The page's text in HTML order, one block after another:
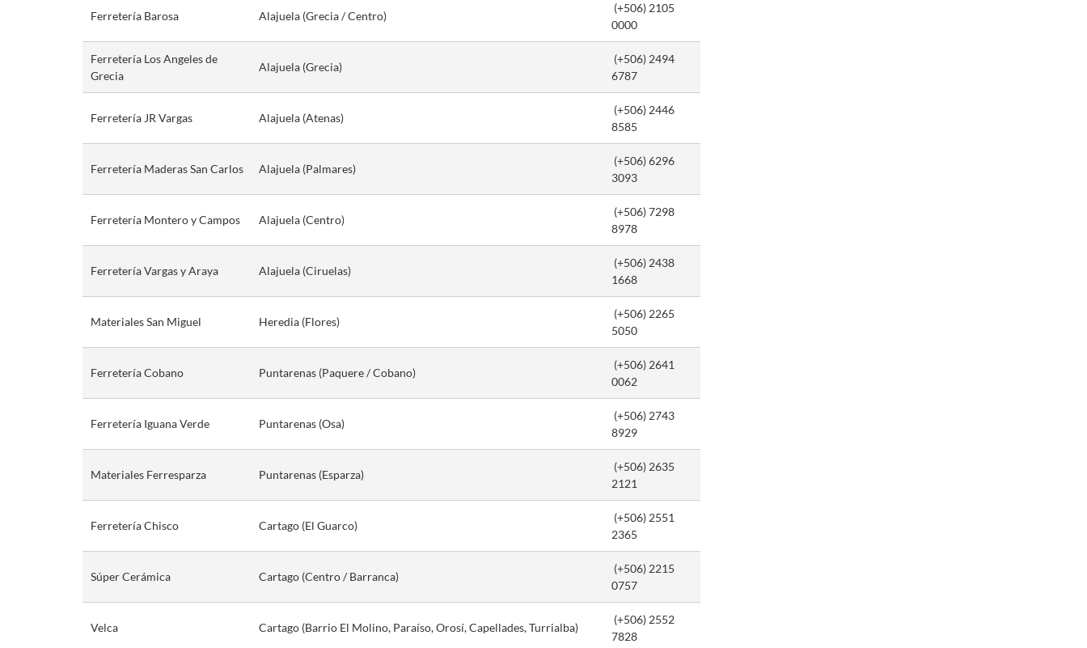
Ferretería Barosa Alajuela (Grecia / Centro)
(+506) 2105
0000
Ferretería Los Angeles de
Grecia
Alajuela (Grecia)
(+506) 2494
6787
Ferretería JR Vargas Alajuela (Atenas)
(+506) 2446
8585
Ferretería Maderas San Carlos Alajuela (Palmares)
(+506) 6296
3093
Ferretería Montero y Campos Alajuela (Centro)
(+506) 7298
8978
Ferretería Vargas y Araya Alajuela (Ciruelas)
(+506) 2438
1668
Materiales San Miguel Heredia (Flores)
(+506) 2265
5050
Ferretería Cobano Puntarenas (Paquere / Cobano)
(+506) 2641
0062
Ferretería Iguana Verde Puntarenas (Osa)
(+506) 2743
8929
Materiales Ferresparza Puntarenas (Esparza)
(+506) 2635
2121
Ferretería Chisco Cartago (El Guarco)
(+506) 2551
2365
Súper Cerámica Cartago (Centro / Barranca)
(+506) 2215
0757
Velca Cartago (Barrio El Molino, Paraíso, Orosí, Capellades, Turrialba)
(+506) 2552
7828